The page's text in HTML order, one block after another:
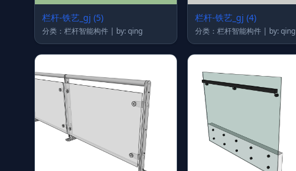
栏杆-铁艺_gj (5)
分类：栏杆智能构件 | by: qing
栏杆-铁艺_gj (4)
分类：栏杆智能构件 | by: qing